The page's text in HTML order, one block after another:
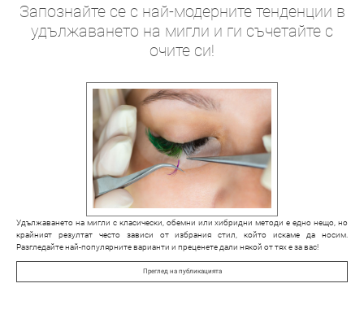
Запознайте се с най-модерните тенденции в
удължаването на мигли и ги съчетайте с
очите си!
Удължаването на мигли с класически, обемни или хибридни методи е едно нещо, но
крайният резултат често зависи от избрания стил, който искаме да носим.
Разгледайте най-популярните варианти и преценете дали някой от тях е за вас!
Преглед на публикацията